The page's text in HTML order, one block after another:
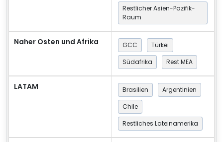
Restlicher Asien-Pazifik-
Raum
Naher Osten und Afrika GCC
Türkei
Südafrika
Rest MEA
LATAM Brasilien
Argentinien
Chile
Restliches Lateinamerika